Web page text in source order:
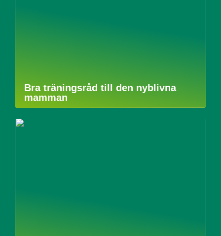
Bra träningsråd till den nyblivna
mamman